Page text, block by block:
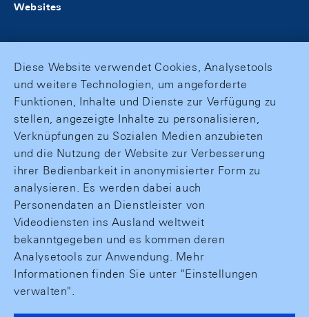
Websites
Diese Website verwendet Cookies, Analysetools
und weitere Technologien, um angeforderte
Funktionen, Inhalte und Dienste zur Verfügung zu
stellen, angezeigte Inhalte zu personalisieren,
Verknüpfungen zu Sozialen Medien anzubieten
und die Nutzung der Website zur Verbesserung
ihrer Bedienbarkeit in anonymisierter Form zu
analysieren. Es werden dabei auch
Personendaten an Dienstleister von
Videodiensten ins Ausland weltweit
bekanntgegeben und es kommen deren
Analysetools zur Anwendung. Mehr
Informationen finden Sie unter "Einstellungen
verwalten".